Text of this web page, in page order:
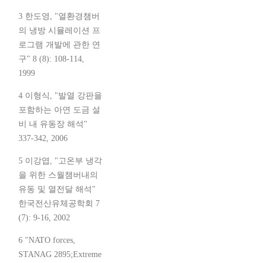
3 한도영, "열환경챔버
의 냉방 시뮬레이션 프
로그램 개발에 관한 연
구" 8 (8): 108-114,
1999
4 이형식, "발열 강판을
포함하는 아연 도금 설
비 내 유동장 해석"
337-342, 2006
5 이강엽, "고온부 냉각
을 위한 스월챔버내의
유동 및 열전달 해석"
한국전산유체공학회 7
(7): 9-16, 2002
6 "NATO forces,
STANAG 2895;Extreme